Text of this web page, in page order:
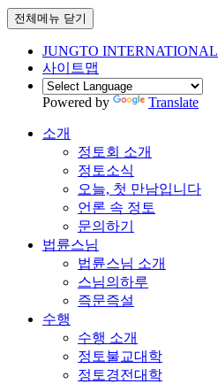
전체메뉴 닫기
JUNGTO INTERNATIONAL
사이트맵
Powered by Translate
소개
정토회 소개
정토소식
오늘, 첫 만남입니다
언론 속 정토
문의하기
법륜스님
법륜스님 소개
스님의하루
즉문즉설
수행
수행 소개
정토불교대학
정토경전대학